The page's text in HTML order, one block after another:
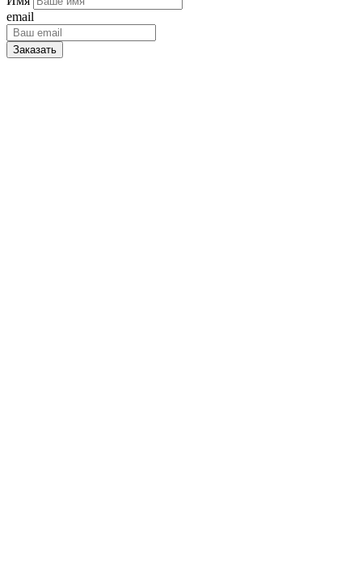
email
Заказать